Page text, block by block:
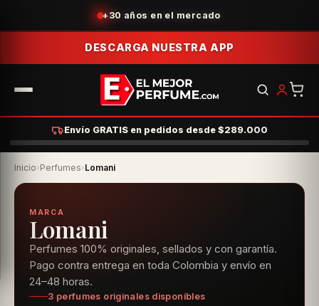
+30 años en el mercado
DESCARGA NUESTRA APP
Envío GRATIS en pedidos desde $289.000
Inicio›Perfumes›Lomani
MARCA
Lomani
Perfumes 100% originales, sellados y con garantía.
Pago contra entrega en toda Colombia y envío en
24–48 horas.
3 perfumes originales disponibles